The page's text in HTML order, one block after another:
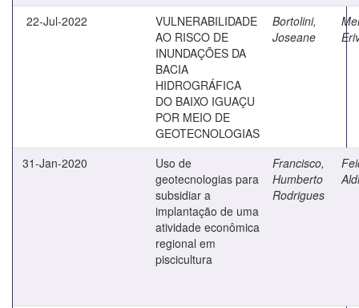
22-Jul-2022
VULNERABILIDADE
AO RISCO DE
INUNDAÇÕES DA
BACIA
HIDROGRÁFICA
DO BAIXO IGUAÇU
POR MEIO DE
GEOTECNOLOGIAS
Bortolini,
Joseane
31-Jan-2020
Uso de
geotecnologias para
subsidiar a
implantação de uma
atividade econômica
regional em
piscicultura
Francisco,
Humberto
Rodrigues
Aldi